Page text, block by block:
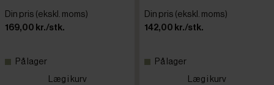
Din pris (ekskl. moms)
169,00 kr./stk.
På lager
Læg i kurv
Din pris (ekskl. moms)
142,00 kr./stk.
På lager
Læg i kurv